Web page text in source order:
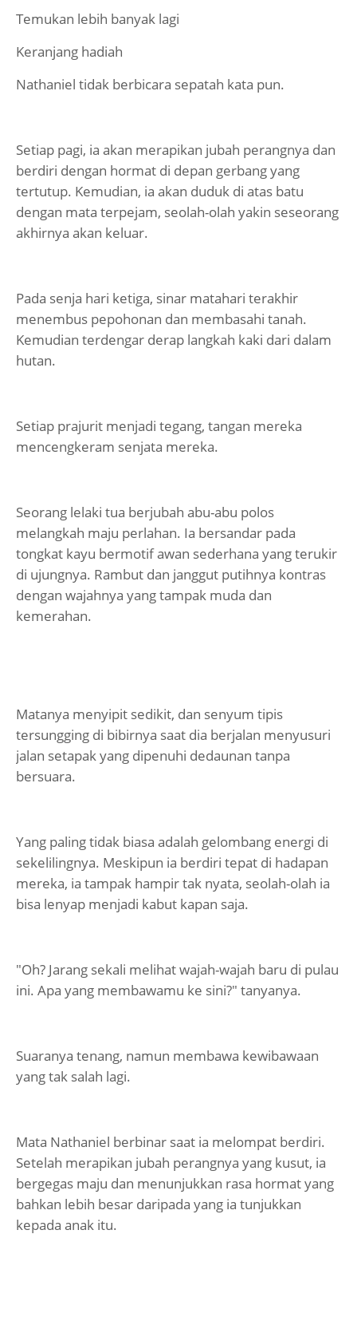
Temukan lebih banyak lagi
Keranjang hadiah
Nathaniel tidak berbicara sepatah kata pun.
Setiap pagi, ia akan merapikan jubah perangnya dan
berdiri dengan hormat di depan gerbang yang
tertutup. Kemudian, ia akan duduk di atas batu
dengan mata terpejam, seolah-olah yakin seseorang
akhirnya akan keluar.
Pada senja hari ketiga, sinar matahari terakhir
menembus pepohonan dan membasahi tanah.
Kemudian terdengar derap langkah kaki dari dalam
hutan.
Setiap prajurit menjadi tegang, tangan mereka
mencengkeram senjata mereka.
Seorang lelaki tua berjubah abu-abu polos
melangkah maju perlahan. Ia bersandar pada
tongkat kayu bermotif awan sederhana yang terukir
di ujungnya. Rambut dan janggut putihnya kontras
dengan wajahnya yang tampak muda dan
kemerahan.
Matanya menyipit sedikit, dan senyum tipis
tersungging di bibirnya saat dia berjalan menyusuri
jalan setapak yang dipenuhi dedaunan tanpa
bersuara.
Yang paling tidak biasa adalah gelombang energi di
sekelilingnya. Meskipun ia berdiri tepat di hadapan
mereka, ia tampak hampir tak nyata, seolah-olah ia
bisa lenyap menjadi kabut kapan saja.
"Oh? Jarang sekali melihat wajah-wajah baru di pulau
ini. Apa yang membawamu ke sini?" tanyanya.
Suaranya tenang, namun membawa kewibawaan
yang tak salah lagi.
Mata Nathaniel berbinar saat ia melompat berdiri.
Setelah merapikan jubah perangnya yang kusut, ia
bergegas maju dan menunjukkan rasa hormat yang
bahkan lebih besar daripada yang ia tunjukkan
kepada anak itu.